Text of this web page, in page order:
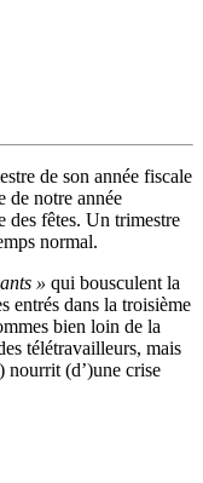
de son année fiscale
de notre année
des fêtes. Un trimestre
normal.
» qui bousculent la
entrés dans la troisième
bien loin de la
télétravailleurs, mais
nourrit (d’)une crise